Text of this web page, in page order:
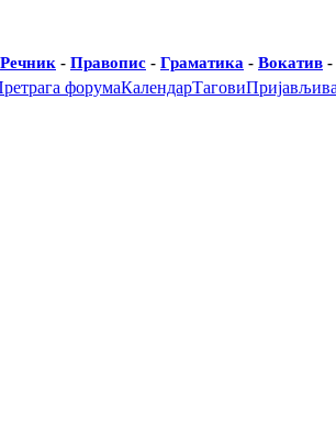
Речник - Правопис - Граматика - Вокатив -
форумаКалендарТагови